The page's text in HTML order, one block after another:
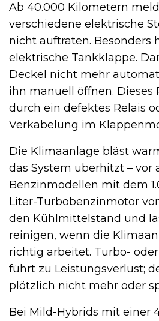
Ab 40.000 Kilometern
verschiedene elektrische
nicht auftraten. Besonders
elektrische Tankklappe.
Deckel nicht mehr
ihn manuell öffnen.
durch ein defektes Relais
Verkabelung im
Die Klimaanlage bläst
das System überhitzt – vor
Benzinmodellen mit dem
Liter-Turbobenzinmotor
den Kühlmittelstand und
reinigen, wenn die
richtig arbeitet. Turbo-
führt zu Leistungsverlust;
plötzlich nicht mehr oder
Bei Mild-Hybrids mit einer